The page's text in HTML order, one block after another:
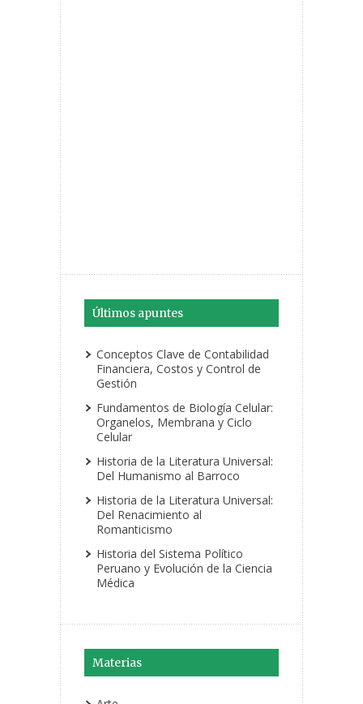
Últimos apuntes
Conceptos Clave de Contabilidad
Financiera, Costos y Control de
Gestión
Fundamentos de Biología Celular:
Organelos, Membrana y Ciclo
Celular
Historia de la Literatura Universal:
Del Humanismo al Barroco
Historia de la Literatura Universal:
Del Renacimiento al
Romanticismo
Historia del Sistema Político
Peruano y Evolución de la Ciencia
Médica
Materias